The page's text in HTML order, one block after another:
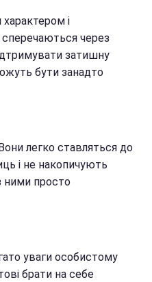
і
сперечаються через
затишну
бути занадто
легко ставляться до
і не накопичують
ними просто
уваги особистому
брати на себе